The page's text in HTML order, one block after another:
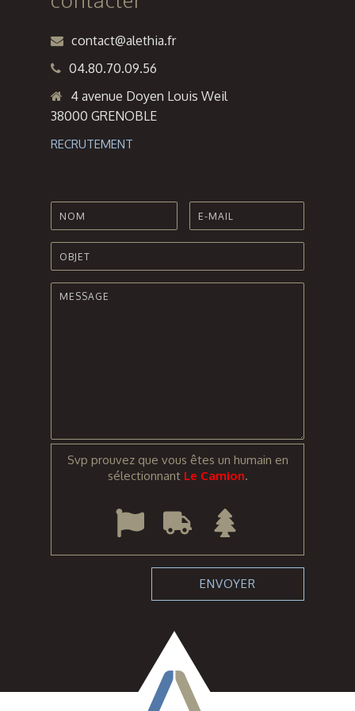
contact@alethia.fr
04.80.70.09.56
4 avenue Doyen Louis Weil
38000 GRENOBLE
RECRUTEMENT
Svp prouvez que vous êtes un humain en
sélectionnantLe Camion.